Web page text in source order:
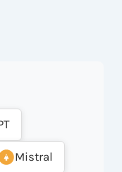
Mistral